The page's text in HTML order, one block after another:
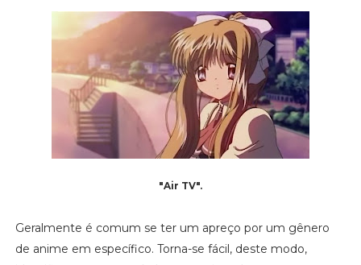
"Air TV".
Geralmente é comum se ter um apreço por um gênero
de anime em específico. Torna-se fácil, deste modo,